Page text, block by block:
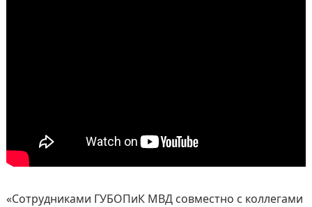
«Сотрудниками ГУБОПиК МВД совместно с коллегами